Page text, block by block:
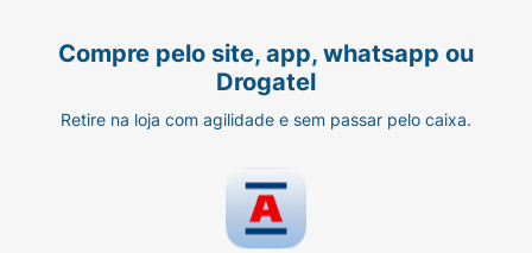
Compre pelo site, app, whatsapp ou
Drogatel
Retire na loja com agilidade e sem passar pelo caixa.